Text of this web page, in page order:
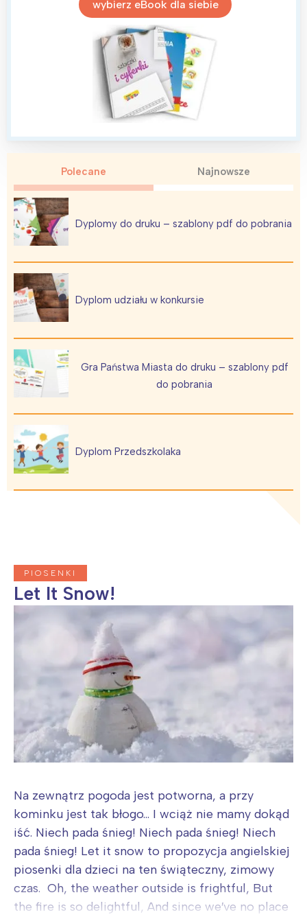
wybierz eBook dla siebie
Polecane Najnowsze
Dyplomy do druku – szablony pdf do pobrania
Dyplom udziału w konkursie
Gra Państwa Miasta do druku – szablony pdf
do pobrania
Dyplom Przedszkolaka
PIOSENKI
Let It Snow!
Na zewnątrz pogoda jest potworna, a przy
kominku jest tak błogo... I wciąż nie mamy dokąd
iść. Niech pada śnieg! Niech pada śnieg! Niech
pada śnieg! Let it snow to propozycja angielskiej
piosenki dla dzieci na ten świąteczny, zimowy
czas. Oh, the weather outside is frightful, But
the fire is so delightful, And since we′ve no place
Warszawa
Trójmiasto
Wrocław
Śląsk
Kraków
Południe
Północ
Wszystkie